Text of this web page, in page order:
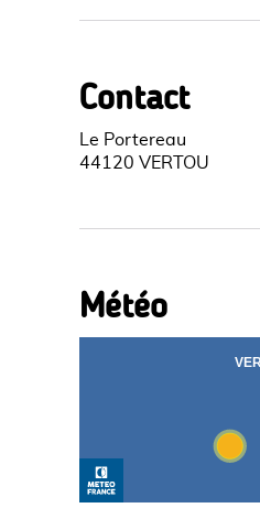
Contact
Le Portereau
44120 VERTOU
Météo